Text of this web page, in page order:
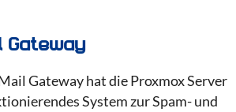
Gateway
Gateway hat die Proxmox Server
System zur Spam- und